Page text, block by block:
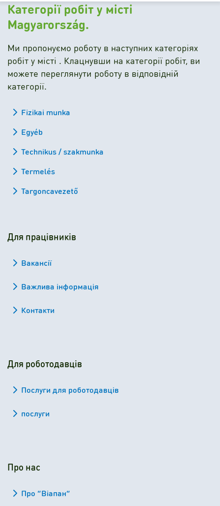
Категорії робіт у місті
Magyarország.
Ми пропонуємо роботу в наступних категоріях
робіт у місті . Клацнувши на категорії робіт, ви
можете переглянути роботу в відповідній
категорії.
Fizikai munka
Egyéb
Technikus / szakmunka
Termelés
Targoncavezető
Для працівників
Вакансії
Важлива інформація
Контакти
Для роботодавців
Послуги для роботодавців
послуги
Про нас
Про “Віапан”